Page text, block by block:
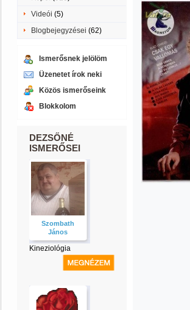
Videói (5)
Blogbejegyzései (62)
Ismerősnek jelölöm
Üzenetet írok neki
Közös ismerőseink
Blokkolom
DEZSŐNÉ
ISMERŐSEI
Szombath
János
Kineziológia